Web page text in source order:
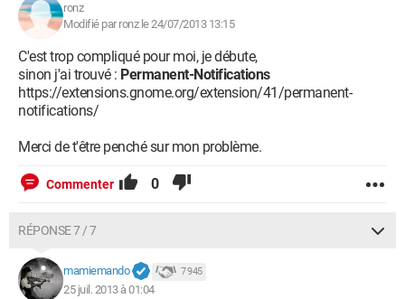
ronz
Modifié par ronz le 24/07/2013 13:15
C'est trop compliqué pour moi, je débute,
sinon j'ai trouvé : Permanent-Notifications
https://extensions.gnome.org/extension/41/permanent-
notifications/
Merci de t'être penché sur mon problème.
Commenter 0
RÉPONSE 7 / 7
mamiemando 7 945
25 juil. 2013 à 01:04